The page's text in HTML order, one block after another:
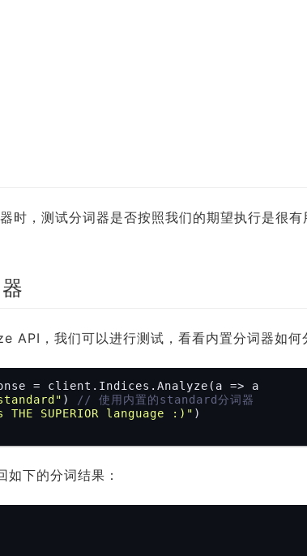
时，测试分词器是否按照我们的期望执行是很
API，我们可以进行测试，看看内置分词器如何
= client.Indices.Analyze(a => a
)
// 使用内置的standard分词器
SUPERIOR language :)" )
下的分词结果：